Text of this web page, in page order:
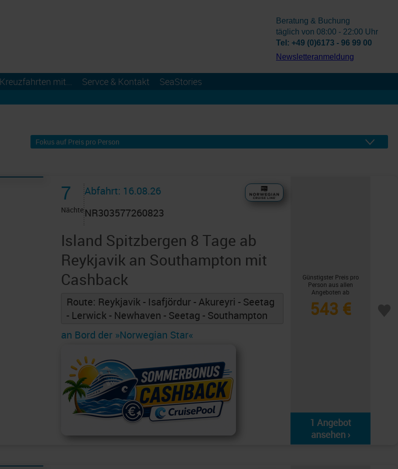
Kreuzfahrten mit... Servce & Kontakt SeaStories
Beratung & Buchung
täglich von 08:00 - 22:00 Uhr
Tel: +49 (0)6173 - 96 99 00
­Newsletteranmeldung
7
Nächte
Abfahrt: 16.08.26
NR303577260823
Island Spitzbergen 8 Tage ab
Reykjavik an Southampton mit
Cashback
Route: Reykjavik - Isafjördur - Akureyri - Seetag
- Lerwick - Newhaven - Seetag - Southampton
an Bord der »Norwegian Star«
Günstigster Preis pro
Person aus allen
Angeboten ab
543 €
1 Angebot
ansehen ›